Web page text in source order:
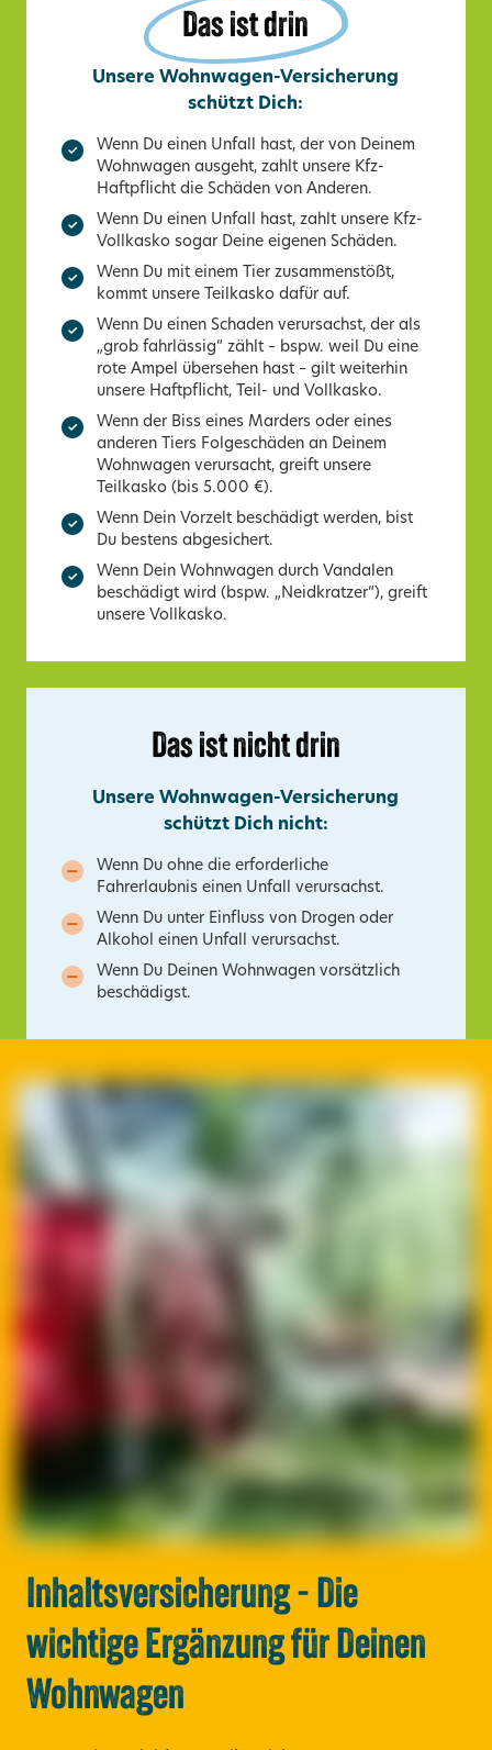
Das ist drin
Unsere Wohnwagen-Versicherung
schützt Dich:
Wenn Du einen Unfall hast, der von Deinem
Wohnwagen ausgeht, zahlt unsere Kfz-
Haftpflicht die Schäden von Anderen.
Wenn Du einen Unfall hast, zahlt unsere Kfz-
Vollkasko sogar Deine eigenen Schäden.
Wenn Du mit einem Tier zusammenstößt,
kommt unsere Teilkasko dafür auf.
Wenn Du einen Schaden verursachst, der als
„grob fahrlässig“ zählt – bspw. weil Du eine
rote Ampel übersehen hast – gilt weiterhin
unsere Haftpflicht, Teil- und Vollkasko.
Wenn der Biss eines Marders oder eines
anderen Tiers Folgeschäden an Deinem
Wohnwagen verursacht, greift unsere
Teilkasko (bis 5.000 €).
Wenn Dein Vorzelt beschädigt werden, bist
Du bestens abgesichert.
Wenn Dein Wohnwagen durch Vandalen
beschädigt wird (bspw. „Neidkratzer“), greift
unsere Vollkasko.
Das ist nicht drin
Unsere Wohnwagen-Versicherung
schützt Dich nicht:
Wenn Du ohne die erforderliche
Fahrerlaubnis einen Unfall verursachst.
Wenn Du unter Einfluss von Drogen oder
Alkohol einen Unfall verursachst.
Wenn Du Deinen Wohnwagen vorsätzlich
beschädigst.
Inhaltsversicherung - Die
wichtige Ergänzung für Deinen
Wohnwagen